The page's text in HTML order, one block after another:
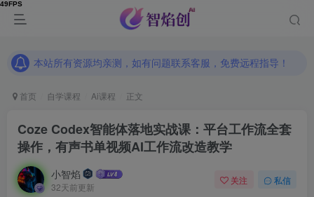
本站所有资源均亲测，如有问题联系客服，免费远程指导！
本站所有资源均亲测，如有问题联系客服，免费远程指导！
首页 自学课程 Ai课程 正文
Coze Codex智能体落地实战课：平台工作流全套
操作，有声书单视频AI工作流改造教学
小智焰
32天前更新
关注 私信